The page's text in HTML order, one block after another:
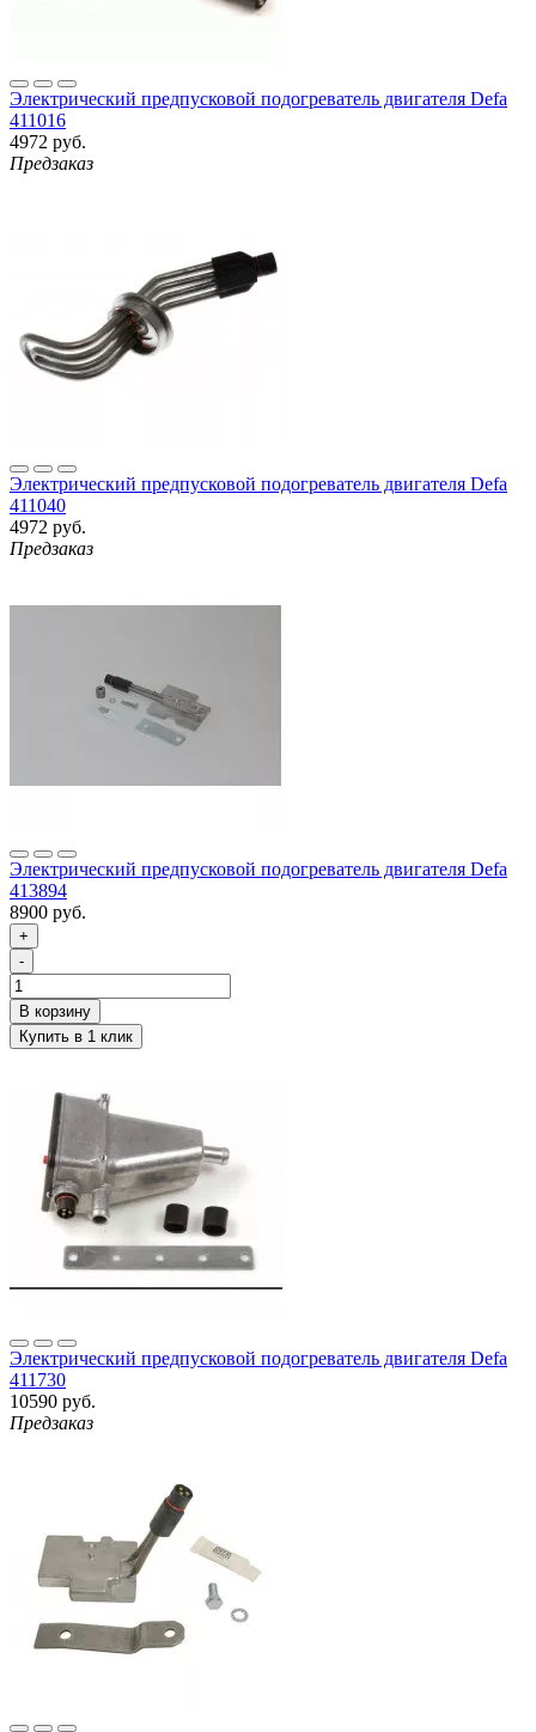
Электрический предпусковой подогреватель двигателя Defa
411016
4972 руб.
Предзаказ
Электрический предпусковой подогреватель двигателя Defa
411040
4972 руб.
Предзаказ
Электрический предпусковой подогреватель двигателя Defa
413894
8900 руб.
+
-
Электрический предпусковой подогреватель двигателя Defa
411730
10590 руб.
Предзаказ